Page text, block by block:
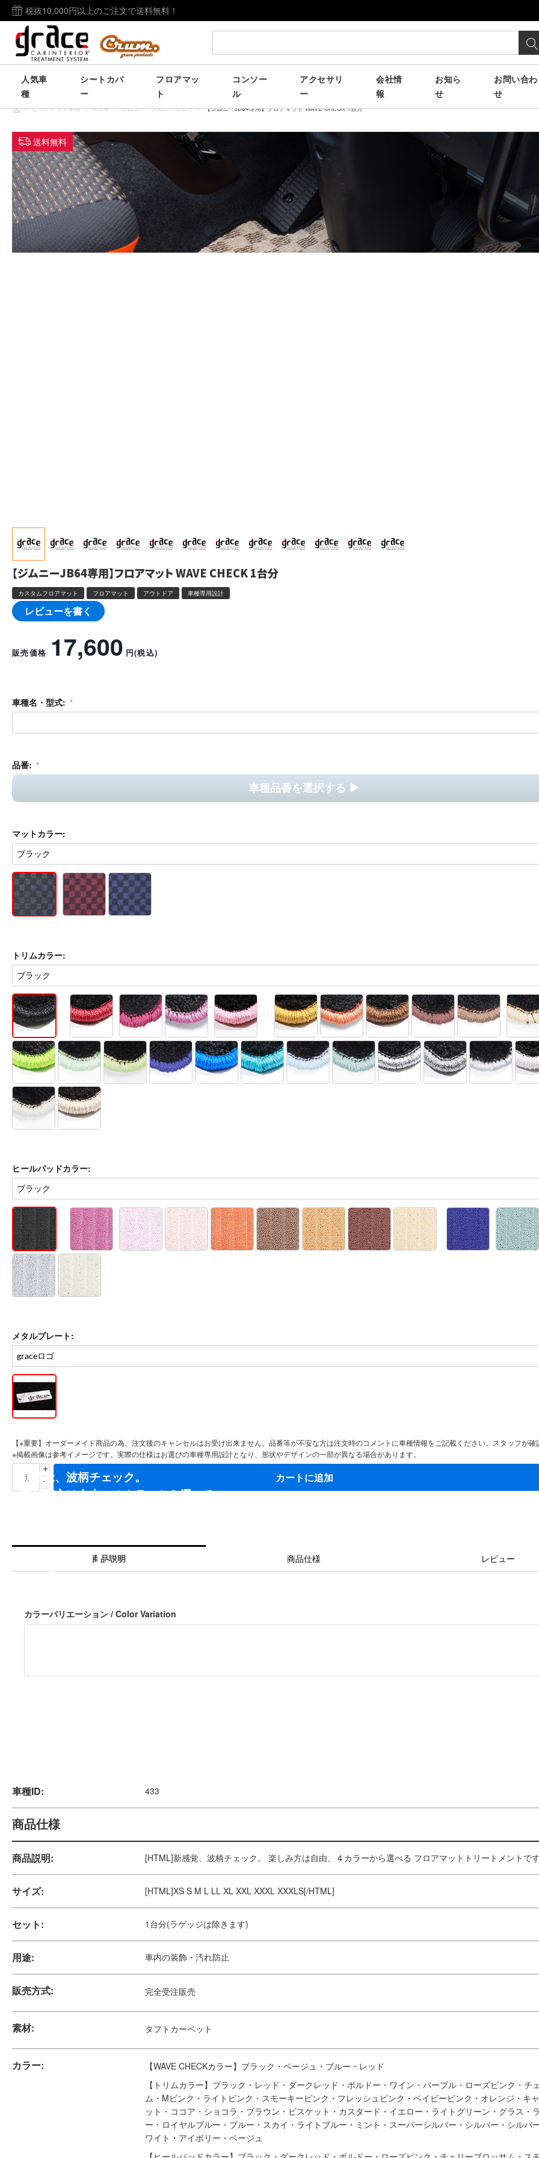
税抜10,000円以上のご注文で送料無料！
人気車
種
シートカバ
ー
フロアマッ
ト
コンソー
ル
アクセサリ
ー
会社情
報
お知ら
せ
お問い合わ
せ
/ ピックアップ車種 / スズキ / ジムニー・ジムニーシエラ / 【ジムニーJB64専用】フロアマット WAVE CHECK 1台分
送料無料
【ジムニーJB64専用】フロアマット WAVE CHECK 1台分
カスタムフロアマット フロアマット アウトドア 車種専用設計
レビューを書く
販売価格 17,600 円(税込)
車種名・型式:
品番:
車種品番を選択する ▶︎
マットカラー:
トリムカラー:
ヒールパッドカラー:
メタルプレート:
【※重要】オーダーメイド商品の為、注文後のキャンセルはお受け出来ません。品番等が不安な方は注文時のコメントに車種情報をご記載ください。スタッフが確
※掲載画像は参考イメージです。実際の仕様はお選びの車種専用設計となり、形状やデザインの一部が異なる場合があります。
+
−
カートに追加
商品説明 商品仕様 レビュー
新感覚、波柄チェック。
楽しみ方は自由、４カラーから選べる
フロアマットトリートメント。
14,300~ 円(税込)
カラーバリエーション / Color Variation